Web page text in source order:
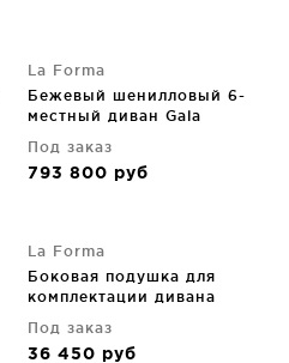
La Forma
Бежевый шенилловый 6-
местный диван Gala
Под заказ
793 800 руб
La Forma
Боковая подушка для
комплектации дивана
Под заказ
36 450 руб